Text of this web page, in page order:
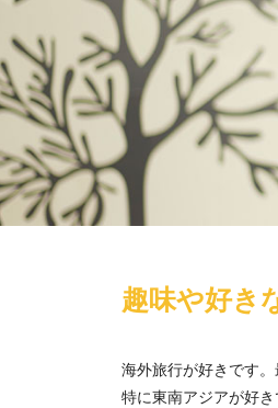
趣味や好き
海外旅行が好きです
特に東南アジアが好